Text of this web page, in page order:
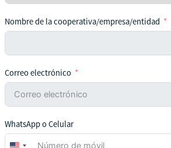
Nombre de la cooperativa/empresa/entidad
Correo electrónico
WhatsApp o Celular